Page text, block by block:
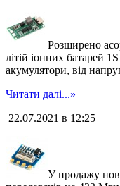
Розширено
літій іонних батарей
акумулятори, від
Читати далі...»
22.07.2021 в 12:25
У продажу